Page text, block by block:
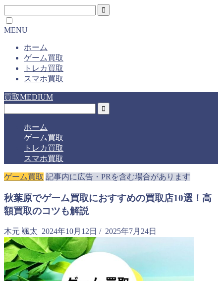
MENU
ホーム
ゲーム買取
トレカ買取
スマホ買取
買取MEDIUM
ホーム
ゲーム買取
トレカ買取
スマホ買取
ゲーム買取 記事内に広告・PRを含む場合があります
秋葉原でゲーム買取におすすめの買取店10選！高
額買取のコツも解説
木元 颯太 2024年10月12日 / 2025年7月24日